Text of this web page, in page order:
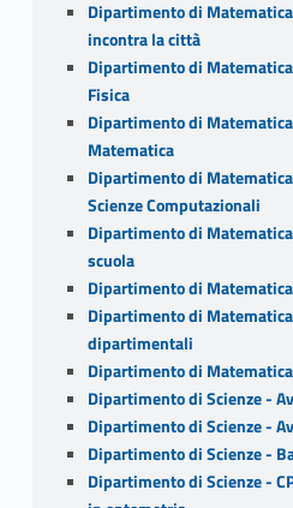
Dipartimento di
incontra la città
Dipartimento di
Fisica
Dipartimento di
Matematica
Dipartimento di
Scienze Computazionali
Dipartimento di
scuola
Dipartimento di
Dipartimento di
dipartimentali
Dipartimento di
Dipartimento di Scienze -
Dipartimento di Scienze -
Dipartimento di Scienze -
Dipartimento di Scienze -